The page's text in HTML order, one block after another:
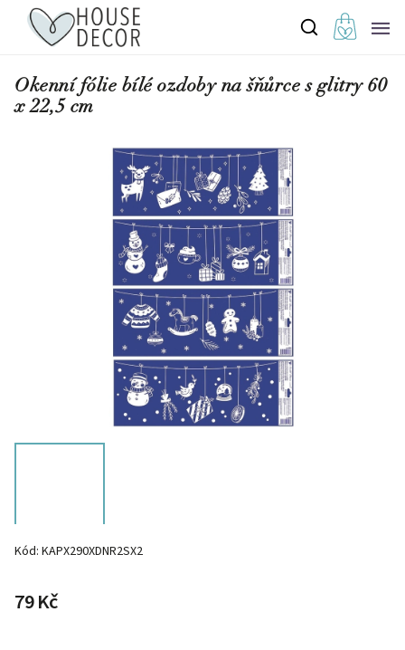
Okenní fólie bílé ozdoby na šňůrce s glitry 60
x 22,5 cm
Kód: KAPX290XDNR2SX2
79 Kč